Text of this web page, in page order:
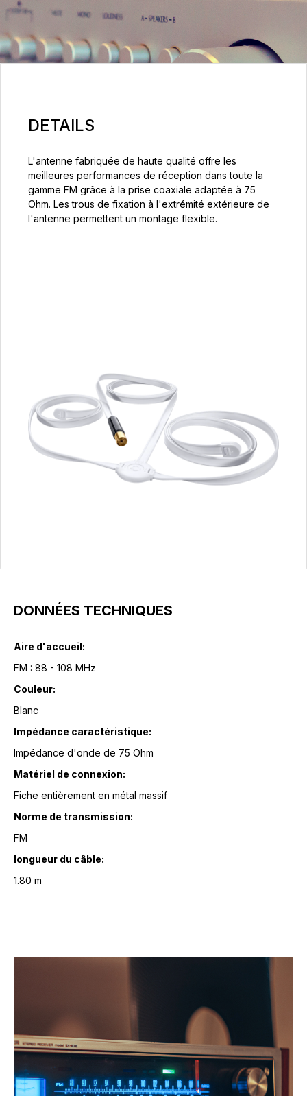
DETAILS
L'antenne fabriquée de haute qualité offre les
meilleures performances de réception dans toute la
gamme FM grâce à la prise coaxiale adaptée à 75
Ohm. Les trous de fixation à l'extrémité extérieure de
l'antenne permettent un montage flexible.
DONNÉES TECHNIQUES
Aire d'accueil:
FM : 88 - 108 MHz
Couleur:
Blanc
Impédance caractéristique:
Impédance d'onde de 75 Ohm
Matériel de connexion:
Fiche entièrement en métal massif
Norme de transmission:
FM
longueur du câble:
1.80 m